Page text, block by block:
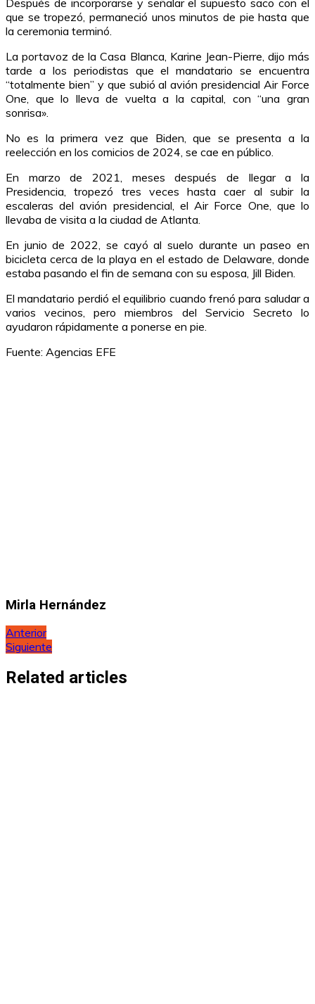
que se tropezó, permaneció unos minutos de pie hasta que
la ceremonia terminó.
La portavoz de la Casa Blanca, Karine Jean-Pierre, dijo más
tarde a los periodistas que el mandatario se encuentra
“totalmente bien” y que subió al avión presidencial Air Force
One, que lo lleva de vuelta a la capital, con “una gran
sonrisa».
No es la primera vez que Biden, que se presenta a la
reelección en los comicios de 2024, se cae en público.
En marzo de 2021, meses después de llegar a la
Presidencia, tropezó tres veces hasta caer al subir la
escaleras del avión presidencial, el Air Force One, que lo
llevaba de visita a la ciudad de Atlanta.
En junio de 2022, se cayó al suelo durante un paseo en
bicicleta cerca de la playa en el estado de Delaware, donde
estaba pasando el fin de semana con su esposa, Jill Biden.
El mandatario perdió el equilibrio cuando frenó para saludar a
varios vecinos, pero miembros del Servicio Secreto lo
ayudaron rápidamente a ponerse en pie.
Fuente: Agencias EFE
Mirla Hernández
Navegación
de
entradas
Anterior
Siguiente
Related articles